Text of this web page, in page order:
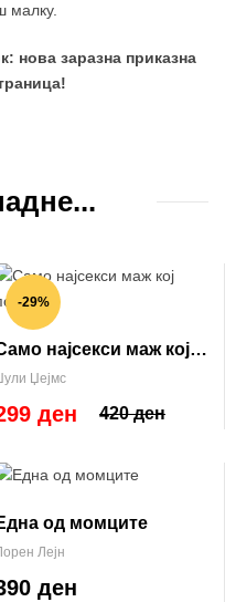
малку.
нова заразна приказна
-29%
најсекси маж кој
Џејмс
420 ден
ден
од момците
Лејн
ден